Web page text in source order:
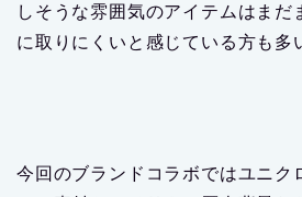
しそうな雰囲気のアイテムはまだ
に取りにくいと感じている方も多
今回のブランドコラボではユニク